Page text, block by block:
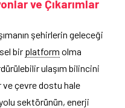
ve Çıkarımlar
şehirlerin geleceği
bir platform olma
ulaşım bilincini
ve çevre dostu hale
sektörünün, enerji